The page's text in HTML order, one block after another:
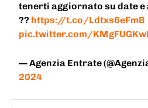
tenerti aggiornato su date
?? https://t.co/Ldtxs6eFmB
pic.twitter.com/
— Agenzia Entrate
2024